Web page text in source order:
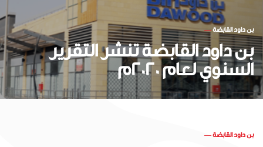
بن داود القابضة—
بن داود القابضة تنشر التقرير
السنوي لعام 2020م
بن داود القابضة—